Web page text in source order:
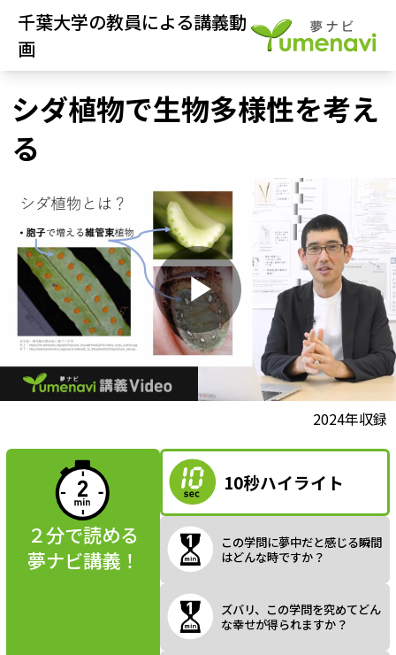
千葉大学の教員による講義動
画
シダ植物で生物多様性を考え
る
P
a
y
2024年収録
２分で読める
夢ナビ講義！
10秒ハイライト
この学問に夢中だと感じる瞬間
はどんな時ですか？
ズバリ、この学問を究めてどん
な幸せが得られますか？